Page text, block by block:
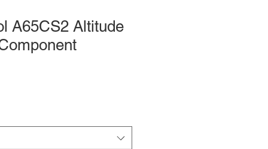
A65CS2 Altitude